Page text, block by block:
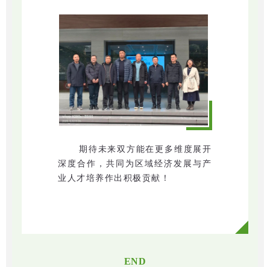
期待未来双方能在更多维度展开
深度合作，共同为区域经济发展与产
业人才培养作出积极贡献！
END